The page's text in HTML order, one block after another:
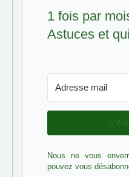
1 fois par
Astuces et
Nous ne vous
pouvez vous